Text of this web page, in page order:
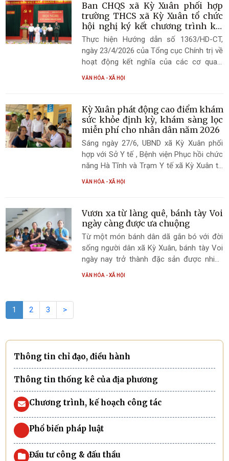
hợp với Trung tâm Y tế Thành Sen và
Trạm Y tế xã Kỳ Xuân tổ chức chương
trình khám bệnh, tư vấn sức khỏe và cấp
phát thuốc miễn phí cho các đối tượng
chính sách, người có công với cách mạng
trên địa bàn xã.
Ban CHQS xã Kỳ Xuân phối hợp
trường THCS xã Kỳ Xuân tổ chức
hội nghị ký kết chương trình kết
nghĩa
Thực hiện Hướng dẫn số 1363/HD-CT,
ngày 23/4/2026 của Tổng cục Chính trị về
hoạt động kết nghĩa của các cơ quan,
đơn vị trong Quân đội nhân dân Việt Nam;
về hoạt động kết nghĩa của các cơ quan,
đơn vị trong LLVT Quân khu; Hướng dẫn
số 2040/HD-BCH ngày 12/6/2026 của Bộ
CHQS tỉnh về hoạt động kết nghĩa của
các cơ quan, đơn vị trong LLVT tỉnh Hà
Tĩnh.
VĂN HÓA - XÃ HỘI
Kỳ Xuân phát động cao điểm khám
sức khỏe định kỳ, khám sàng lọc
miễn phí cho nhân dân năm 2026
Sáng ngày 27/6, UBND xã Kỳ Xuân phối
hợp với Sở Y tế , Bệnh viện Phục hồi chức
năng Hà Tĩnh và Trạm Y tế xã Kỳ Xuân tổ
chức Lễ phát động cao điểm khám sức
VĂN HÓA - XÃ HỘI
Vươn xa từ làng quê, bánh tày Voi
ngày càng được ưa chuộng
Từ một món bánh dân dã gắn bó với đời
sống người dân xã Kỳ Xuân, bánh tày Voi
ngày nay trở thành đặc sản được nhiều
người biết đến và yêu thích. Với hương vị
VĂN HÓA - XÃ HỘI
1 2 3 >
Thông tin chỉ đạo, điều hành
Thông tin thống kê của địa phương
Chương trình, kế hoạch công tác
Phổ biến pháp luật
Đầu tư công & đấu thầu